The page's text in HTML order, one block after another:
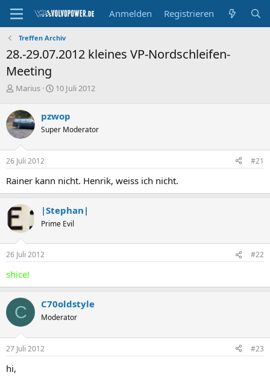
Anmelden Registrieren
Treffen Archiv
28.-29.07.2012 kleines VP-Nordschleifen-
Meeting
E
s
t
e
l
l
e
Marius
E
t
e
l
m
10 Juli 2012
pzwop
Super Moderator
26 Juli 2012 #21
Rainer kann nicht. Henrik, weiss ich nicht.
|Stephan|
Prime Evil
26 Juli 2012 #22
shice!
C C70oldstyle
Moderator
27 Juli 2012 #23
hi,